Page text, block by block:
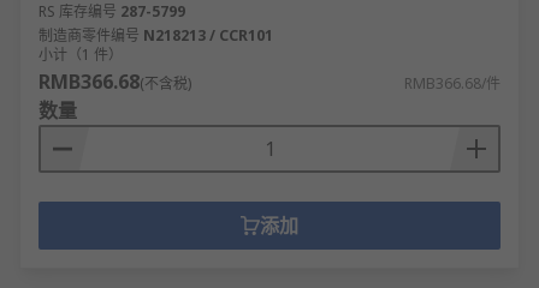
RS 库存编号 287-5799
制造商零件编号 N218213 / CCR101
小计（1 件）
RMB366.68(不含税) RMB366.68/件
数量
添加